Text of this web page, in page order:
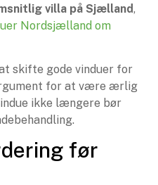
villa på Sjælland,
Nordsjælland om
skifte gode vinduer for
for at være ærlig
ikke længere bør
før